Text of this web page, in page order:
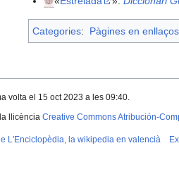
Categories: Pàgines en
volta el 15 oct 2023 a les 09:40.
llicència Creative Commons Atribución-
L'Enciclopèdia, la wikipedia en valencià